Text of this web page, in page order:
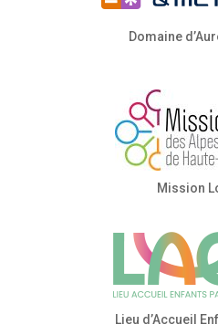
Domaine
Mission
Lieu d’Accueil